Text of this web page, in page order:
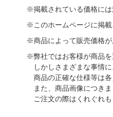
※掲載されている価格には
※このホームページに掲載
※商品によって販売価格が
※弊社ではお客様が商品を
しかしさまざまな事情
商品の正確な仕様等は
また、商品画像につき
ご注文の際はくれぐれ